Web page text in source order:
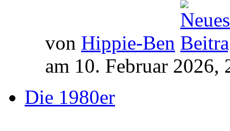
von Hippie-Ben
am 10. Februar 2026,
Die 1980er